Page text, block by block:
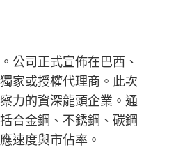
公司正式宣佈在巴西、
家或授權代理商。此次
力的資深龍頭企業。通
合金鋼、不銹鋼、碳鋼
速度與市佔率。